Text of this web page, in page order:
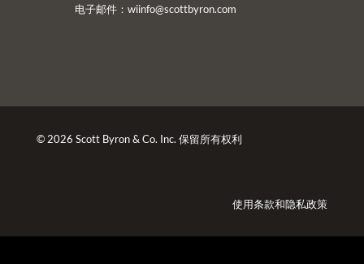
电子邮件： wiinfo@scottbyron.com
© 2026 Scott Byron & Co. Inc. 保留所有权利
使用条款和隐私政策